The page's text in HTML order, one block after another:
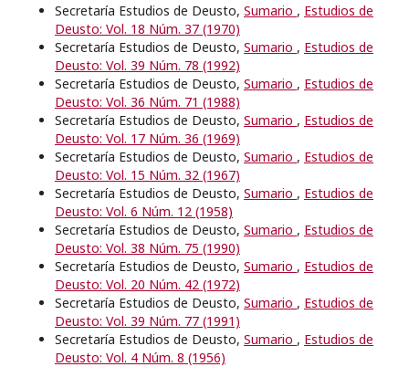
Secretaría Estudios de Deusto, Sumario , Estudios de
Deusto: Vol. 18 Núm. 37 (1970)
Secretaría Estudios de Deusto, Sumario , Estudios de
Deusto: Vol. 39 Núm. 78 (1992)
Secretaría Estudios de Deusto, Sumario , Estudios de
Deusto: Vol. 36 Núm. 71 (1988)
Secretaría Estudios de Deusto, Sumario , Estudios de
Deusto: Vol. 17 Núm. 36 (1969)
Secretaría Estudios de Deusto, Sumario , Estudios de
Deusto: Vol. 15 Núm. 32 (1967)
Secretaría Estudios de Deusto, Sumario , Estudios de
Deusto: Vol. 6 Núm. 12 (1958)
Secretaría Estudios de Deusto, Sumario , Estudios de
Deusto: Vol. 38 Núm. 75 (1990)
Secretaría Estudios de Deusto, Sumario , Estudios de
Deusto: Vol. 20 Núm. 42 (1972)
Secretaría Estudios de Deusto, Sumario , Estudios de
Deusto: Vol. 39 Núm. 77 (1991)
Secretaría Estudios de Deusto, Sumario , Estudios de
Deusto: Vol. 4 Núm. 8 (1956)